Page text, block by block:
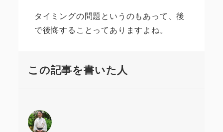
タイミングの問題というのもあって、後
で後悔することってありますよね。
この記事を書いた人